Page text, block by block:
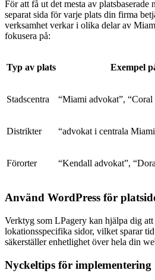
För att få ut det mesta av platsbaserade
separat sida för varje plats din firma
verksamhet verkar i olika delar av
fokusera på:
Typ av plats Exempel
Stadscentra “Miami advokat”, “Coral
Distrikter “advokat i centrala
Förorter “Kendall advokat”,
Använd WordPress för
Verktyg som LPagery kan hjälpa dig
lokationsspecifika sidor, vilket sparar
säkerställer enhetlighet över hela din
Nyckeltips för implementering